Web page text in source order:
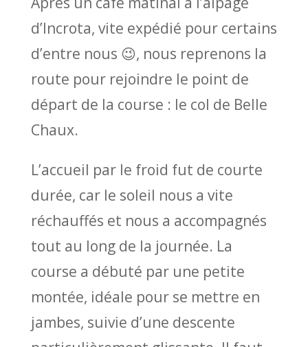
d’Incrota, vite expédié pour certains
d’entre nous 😉, nous reprenons la
route pour rejoindre le point de
départ de la course : le col de Belle
Chaux.
L’accueil par le froid fut de courte
durée, car le soleil nous a vite
réchauffés et nous a accompagnés
tout au long de la journée. La
course a débuté par une petite
montée, idéale pour se mettre en
jambes, suivie d’une descente